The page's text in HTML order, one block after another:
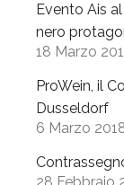
Evento Ais
nero
18 Marzo
ProWein, il
Dusseldorf
6 Marzo